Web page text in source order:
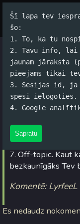
Šī lapa tev
šo:
1. To, ka tu
2. Tavu info, lai
jaunam jāraksta
pieejams tikai
3. Sesijas id, ja
spēsi ielogoties.
4. Google
Sapratu
Izmaiņas
Jānis Rubļevskis
komentāri
mainījies tekstuālā
7. Off-topic. Kaut
bezkaunīgāks Tev
Komentē: LyrfeeL
Es nedaudz